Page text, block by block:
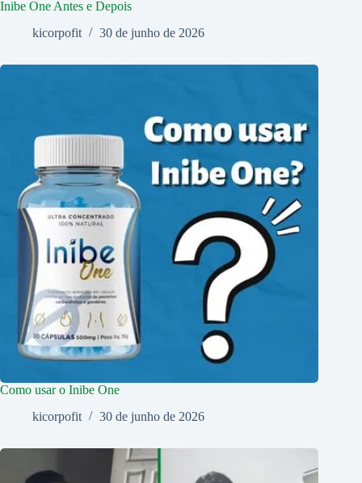
Inibe One Antes e Depois
kicorpofit
30 de junho de 2026
Como usar o Inibe One
kicorpofit
30 de junho de 2026